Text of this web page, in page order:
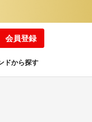
会員登録
ドから探す